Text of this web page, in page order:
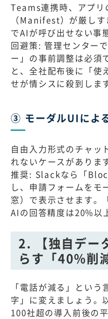
Teams連携時、アプリ
（Manifest）が厳し
でAIが呼び出せない事
回避策: 管理センター
ー」の事前調整は必須
と、全社配布後に「使
せが情シスに殺到しま
③ モーダルUIによ
自由入力形式のチャッ
れないケースがありま
推奨: Slackなら「
し、申請フォームをモ
窓）で表示させます。
AIの回答精度は20%以
2. 【独自デー
らす「40%削
「電話が減る」とい
字」に変えましょう。
100社超の導入前後の